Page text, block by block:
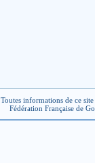
Toutes informations de ce
Fédération Française de